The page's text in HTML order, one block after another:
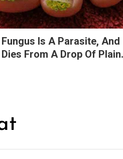
Fungus Is A Parasite, And
Dies From A Drop Of